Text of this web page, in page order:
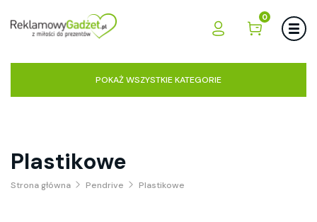
0
POKAŻ WSZYSTKIE KATEGORIE
Plastikowe
Strona główna Pendrive Plastikowe